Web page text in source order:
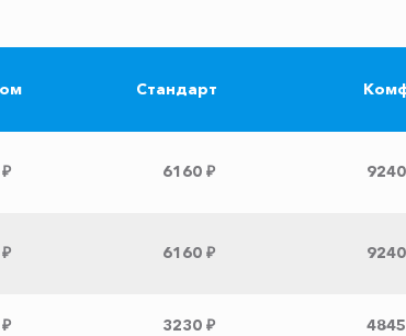
Стандарт
6160 ₽
6160 ₽
3230 ₽